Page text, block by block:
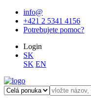
info@
+421 2 5341 4156
Potrebujete pomoc?
Login
SK
SK EN